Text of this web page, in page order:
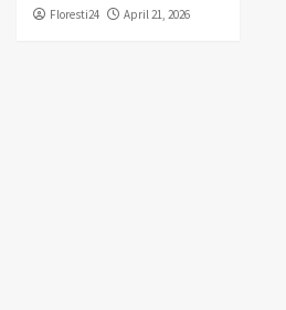
Floresti24 April 21, 2026